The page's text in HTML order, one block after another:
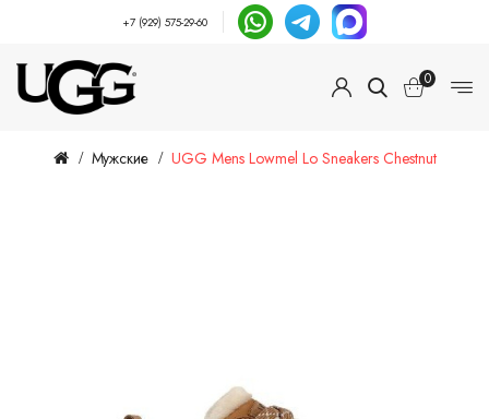
+7 (929) 575-29-60
0
Мужские UGG Mens Lowmel Lo Sneakers Chestnut